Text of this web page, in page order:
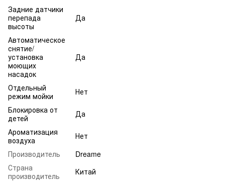
Задние датчики
перепада
высоты
Да
Автоматическое
снятие/
установка
моющих
насадок
Да
Отдельный
режим мойки
Нет
Блокировка от
детей
Да
Ароматизация
воздуха
Нет
Производитель
Dreame
Страна
производитель
Китай